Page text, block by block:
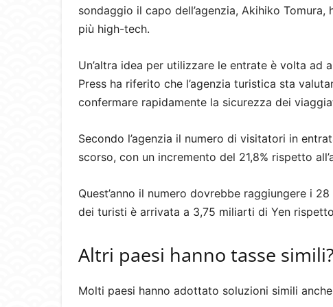
sondaggio il capo dell’agenzia, Akihiko
più high-tech.
Un’altra idea per utilizzare le entrate è volta ad
Press ha riferito che l’agenzia turistica sta
confermare rapidamente la sicurezza dei
Secondo l’agenzia il numero di visitatori in
scorso, con un incremento del 21,8% rispetto
Quest’anno il numero dovrebbe raggiungere i
dei turisti è arrivata a 3,75 miliarti di Yen
Altri paesi hanno tasse simili?
Molti paesi hanno adottato soluzioni simili